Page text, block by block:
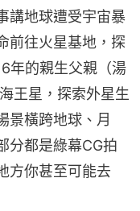
講地球遭受宇宙暴
前往火星基地，探
年的親生父親（湯
王星，探索外星生
景橫跨地球、月
分都是綠幕CG拍
方你甚至可能去